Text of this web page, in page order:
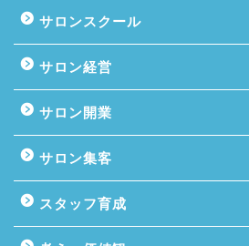
サロンスクール
サロン経営
サロン開業
サロン集客
スタッフ育成